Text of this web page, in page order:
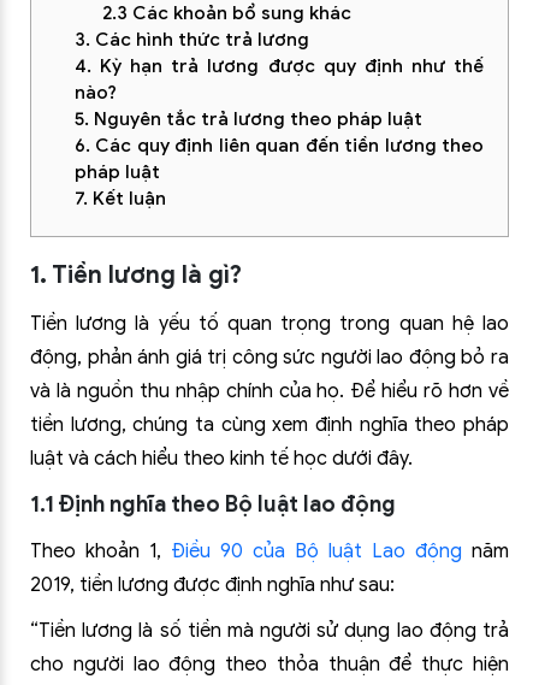
2.3 Các khoản bổ sung khác
3. Các hình thức trả lương
4. Kỳ hạn trả lương được quy định như thế
nào?
5. Nguyên tắc trả lương theo pháp luật
6. Các quy định liên quan đến tiền lương theo
pháp luật
7. Kết luận
1. Tiền lương là gì?
Tiền lương là yếu tố quan trọng trong quan hệ lao
động, phản ánh giá trị công sức người lao động bỏ ra
và là nguồn thu nhập chính của họ. Để hiểu rõ hơn về
tiền lương, chúng ta cùng xem định nghĩa theo pháp
luật và cách hiểu theo kinh tế học dưới đây.
1.1 Định nghĩa theo Bộ luật lao động
Theo khoản 1, Điều 90 của Bộ luật Lao động năm
2019, tiền lương được định nghĩa như sau:
“Tiền lương là số tiền mà người sử dụng lao động trả
cho người lao động theo thỏa thuận để thực hiện